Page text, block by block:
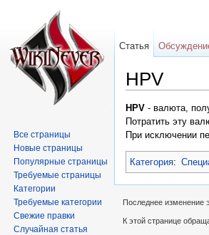
HPV
HPV - валюта,
Потратить эту
При исключении
Категория:
Статья
Все страницы
Новые страницы
Популярные страницы
Требуемые страницы
Категории
Требуемые категории
Свежие правки
Случайная статья
Последнее изменение
К этой странице